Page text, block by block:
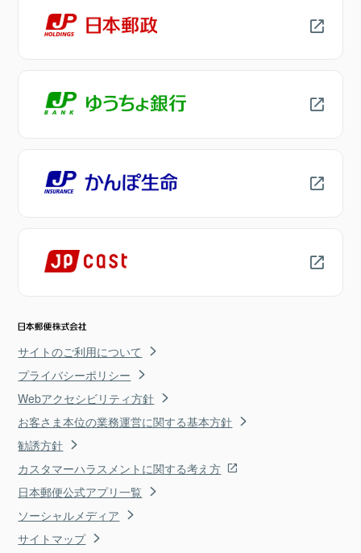
サイトのご利用について
プライバシーポリシー
Webアクセシビリティ方針
お客さま本位の業務運営に関する基本方針
勧誘方針
カスタマーハラスメントに関する考え方
日本郵便公式アプリ一覧
ソーシャルメディア
サイトマップ